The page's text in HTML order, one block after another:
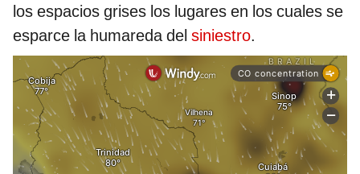
los espacios grises los lugares en los cuales se
esparce la humareda del siniestro.